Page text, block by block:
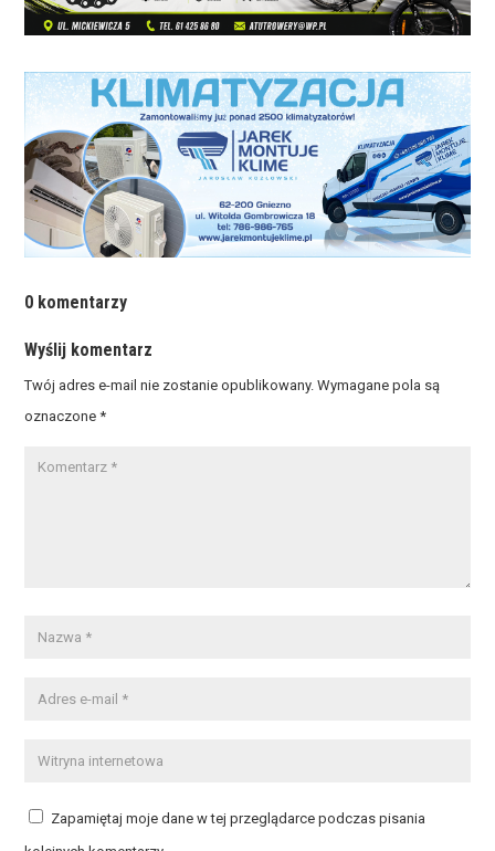
0 komentarzy
Wyślij komentarz
Twój adres e-mail nie zostanie opublikowany. Wymagane pola są
oznaczone*
Zapamiętaj moje dane w tej przeglądarce podczas pisania